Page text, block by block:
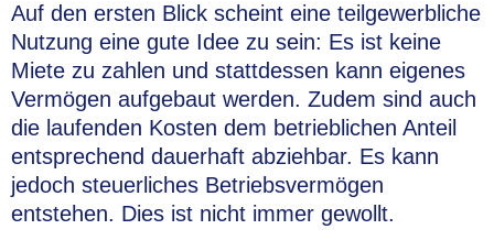
Auf den ersten Blick scheint eine teilgewerbliche
Nutzung eine gute Idee zu sein: Es ist keine
Miete zu zahlen und stattdessen kann eigenes
Vermögen aufgebaut werden. Zudem sind auch
die laufenden Kosten dem betrieblichen Anteil
entsprechend dauerhaft abziehbar. Es kann
jedoch steuerliches Betriebsvermögen
entstehen. Dies ist nicht immer gewollt.